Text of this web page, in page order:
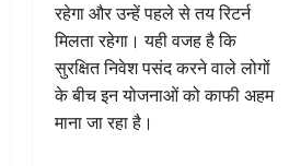
रहेगा और उन्हें पहले से तय रिटर्न
मिलता रहेगा। यही वजह है कि
सुरक्षित निवेश पसंद करने वाले लोगों
के बीच इन योजनाओं को काफी अहम
माना जा रहा है।